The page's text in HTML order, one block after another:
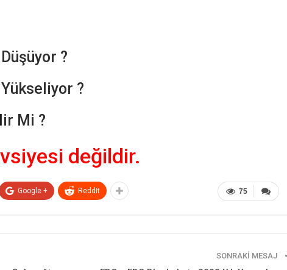
?
?
Mi ?
değildir.
75
Google + ReddIt
SONRAKI MESAJ